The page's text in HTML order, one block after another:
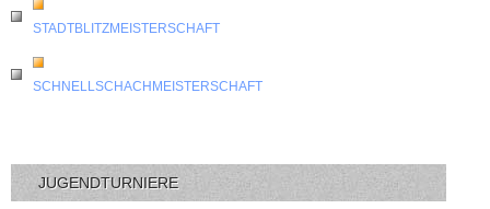
STADTBLITZMEISTERSCHAFT
SCHNELLSCHACHMEISTERSCHAFT
JUGENDTURNIERE